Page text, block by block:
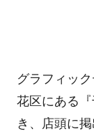
グラフィッ
花区にある
き、店頭に